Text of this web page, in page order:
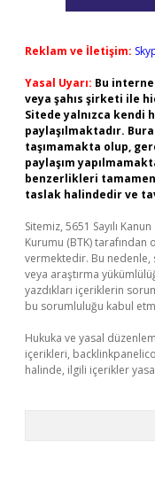
Reklam ve İletişim:
Yasal Uyarı: Bu
veya şahıs şirketi ile
Sitede yalnızca kendi
paylaşılmaktadır.
taşımamakta olup,
paylaşım
benzerlikleri
taslak halindedir ve
Sitemiz, 5651 Sayılı
Kurumu (BTK) tarafından
vermektedir. Bu
veya araştırma
yazdıkları içeriklerin
bu sorumluluğu kabul
Hukuka ve yasal
içerikleri,
halinde, ilgili içerikler